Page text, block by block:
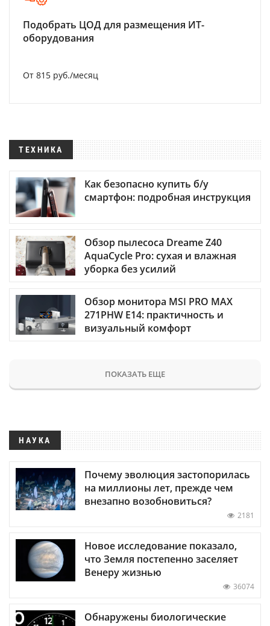
Подобрать ЦОД для размещения ИТ-
оборудования
От 815 руб./месяц
ТЕХНИКА
Как безопасно купить б/у
смартфон: подробная инструкция
Обзор пылесоса Dreame Z40
AquaCycle Pro: сухая и влажная
уборка без усилий
Обзор монитора MSI PRO MAX
271PHW E14: практичность и
визуальный комфорт
ПОКАЗАТЬ ЕЩЕ
НАУКА
Почему эволюция застопорилась
на миллионы лет, прежде чем
внезапно возобновиться?
2181
Новое исследование показало,
что Земля постепенно заселяет
Венеру жизнью
36074
Обнаружены биологические